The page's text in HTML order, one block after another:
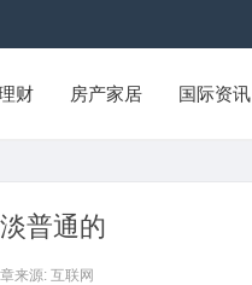
财 房产家居 国际资讯
普通的
来源: 互联网